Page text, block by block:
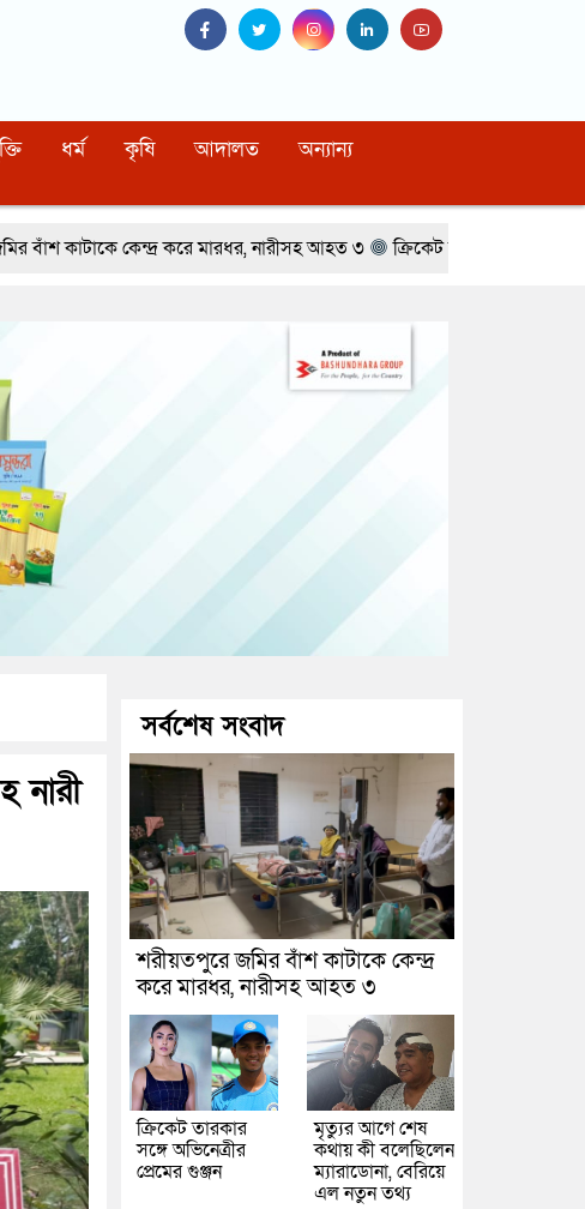
ধর্ম কৃষি আদালত অন্যান্য
করে মারধর, নারীসহ আহত ৩ ক্রিকেট তারকার সঙ্গে অভিনেত্রীর প্রেমের গুঞ্জন
নারী
সর্বশেষ সংবাদ
শরীয়তপুরে জমির বাঁশ কাটাকে কেন্দ্র
করে মারধর, নারীসহ আহত ৩
ক্রিকেট তারকার
সঙ্গে অভিনেত্রীর
প্রেমের গুঞ্জন
মৃত্যুর আগে শেষ
কথায় কী বলেছিলেন
ম্যারাডোনা, বেরিয়ে
এল নতুন তথ্য